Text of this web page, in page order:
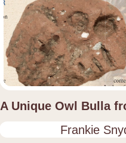
A Unique Owl Bulla
Frankie